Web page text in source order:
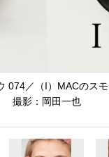
074／（I）MACのス
撮影：岡田一也